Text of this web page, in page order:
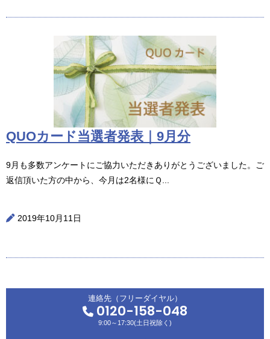
QUOカード当選者発表｜9月分
9月も多数アンケートにご協力いただきありがとうございました。ご
返信頂いた方の中から、今月は2名様にＱ...
2019年10月11日
連絡先（フリーダイヤル）
0120-158-048
9:00～17:30(土日祝除く)